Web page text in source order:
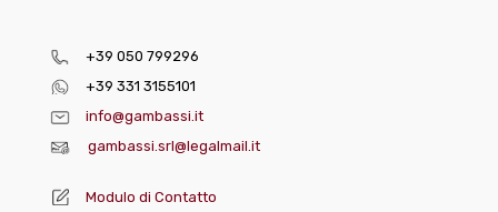
+39 050 799296
+39 331 3155101
info@gambassi.it
gambassi.srl@legalmail.it
Modulo di Contatto